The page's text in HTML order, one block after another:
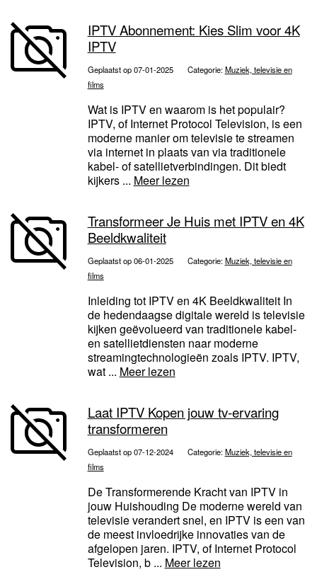
IPTV Abonnement: Kies Slim voor 4K
IPTV
Geplaatst op 07-01-2025 Categorie:Muziek, televisie en
films
Wat is IPTV en waarom is het populair?
IPTV, of Internet Protocol Television, is een
moderne manier om televisie te streamen
via internet in plaats van via traditionele
kabel- of satellietverbindingen. Dit biedt
kijkers ... Meer lezen
Transformeer Je Huis met IPTV en 4K
Beeldkwaliteit
Geplaatst op 06-01-2025 Categorie:Muziek, televisie en
films
Inleiding tot IPTV en 4K Beeldkwaliteit In
de hedendaagse digitale wereld is televisie
kijken geëvolueerd van traditionele kabel-
en satellietdiensten naar moderne
streamingtechnologieën zoals IPTV. IPTV,
wat ... Meer lezen
Laat IPTV Kopen jouw tv-ervaring
transformeren
Geplaatst op 07-12-2024 Categorie:Muziek, televisie en
films
De Transformerende Kracht van IPTV in
jouw Huishouding De moderne wereld van
televisie verandert snel, en IPTV is een van
de meest invloedrijke innovaties van de
afgelopen jaren. IPTV, of Internet Protocol
Television, b ... Meer lezen